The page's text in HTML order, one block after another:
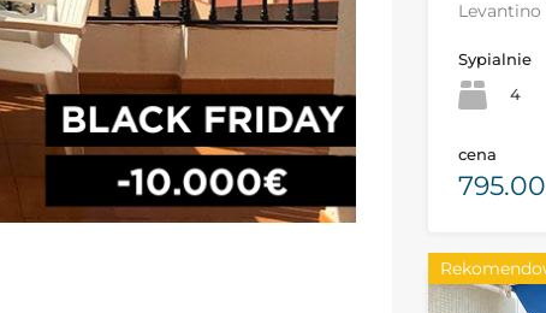
Levantino
Sypialnie
4
cena